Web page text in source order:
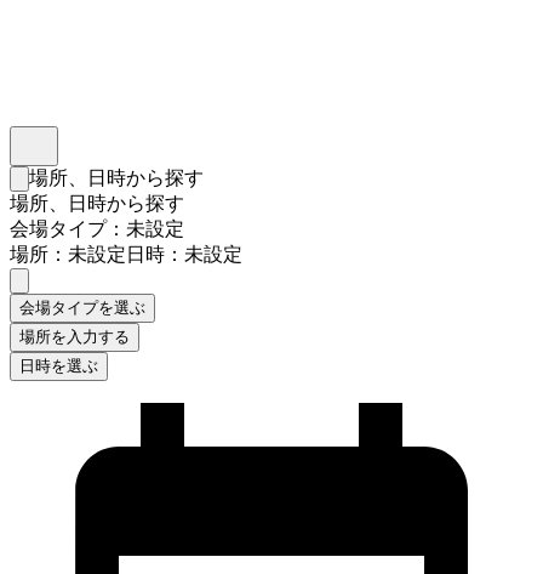
検索フォームを閉じる
場所、日時から探す
場所、日時から探す
会場タイプ：未設定
場所：未設定日時：未設定
会場タイプを選ぶ
場所を入力する
日時を選ぶ